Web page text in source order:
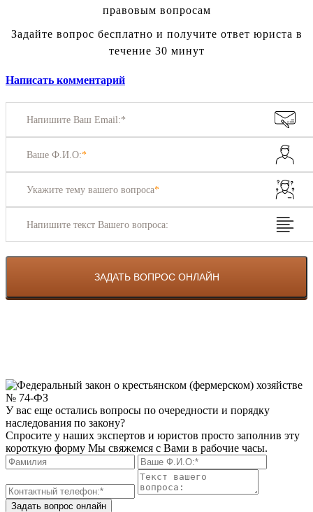
правовым вопросам
Задайте вопрос бесплатно и получите ответ юриста в
течение 30 минут
Написать комментарий
Напишите Ваш Email:*
Ваше Ф.И.О:*
Укажите тему вашего вопроса*
Напишите текст Вашего вопроса:
У вас еще остались вопросы по очередности и порядку
наследования по закону?
Спросите у наших экспертов и юристов просто заполнив эту
короткую форму Мы свяжемся с Вами в рабочие часы.
Задать вопрос онлайн